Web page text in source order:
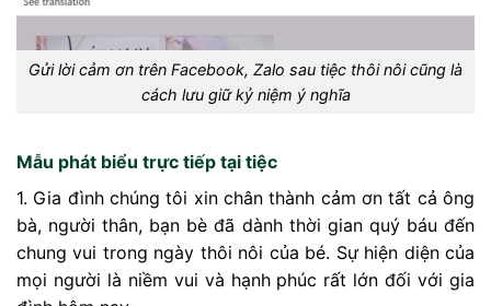
Gửi lời cảm ơn trên Facebook, Zalo sau tiệc thôi nôi cũng là
cách lưu giữ kỷ niệm ý nghĩa
Mẫu phát biểu trực tiếp tại tiệc
1. Gia đình chúng tôi xin chân thành cảm ơn tất cả ông
bà, người thân, bạn bè đã dành thời gian quý báu đến
chung vui trong ngày thôi nôi của bé. Sự hiện diện của
mọi người là niềm vui và hạnh phúc rất lớn đối với gia